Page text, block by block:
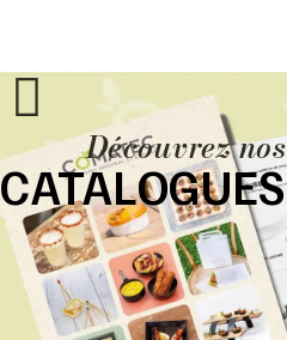
Découvrez nos
CATALOGUES